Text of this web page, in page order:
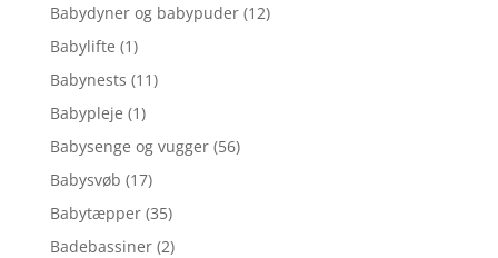
Babydyner og babypuder (12)
Babylifte (1)
Babynests (11)
Babypleje (1)
Babysenge og vugger (56)
Babysvøb (17)
Babytæpper (35)
Badebassiner (2)